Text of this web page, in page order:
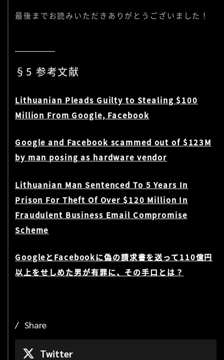
最後までお読みいただきありがとうございました！
§5 参考文献
Lithuanian Pleads Guilty to Stealing $100
Million From Google, Facebook
Google and Facebook scammed out of $123M
by man posing as hardware vendor
Lithuanian Man Sentenced To 5 Years In
Prison For Theft Of Over $120 Million In
Fraudulent Business Email Compromise
Scheme
GoogleとFacebookに偽の請求書を送って110億円
以上をせしめた男が有罪に、その手口とは？
Share
Twitter